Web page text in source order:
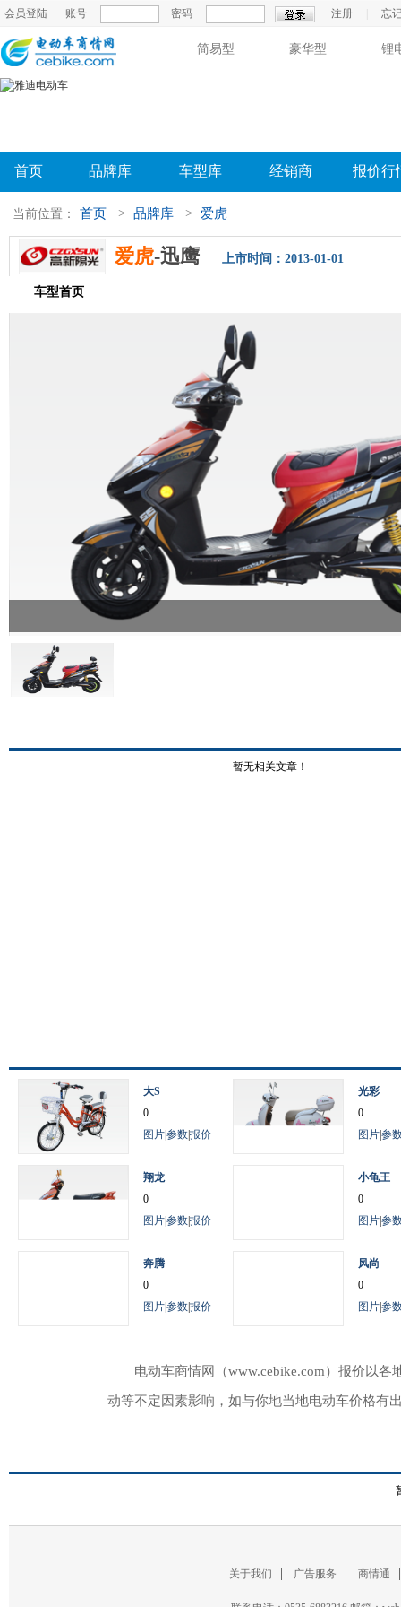
会员登陆 账号 密码 注册 忘
简易型 豪华型 锂
首页 品牌库 车型库 经销商 报价行
当前位置： 首页 > 品牌库 > 爱虎
爱虎-迅鹰 上市时间：2013-01-01
车型首页
暂无相关文章！
大S
0
图片参数报价
光彩
0
图片参
翔龙
0
图片参数报价
小龟王
0
图片参
奔腾
0
图片参数报价
风尚
0
图片参
电动车商情网（www.cebike.com）报价以
动等不定因素影响，如与你地当地电动车价格有
关于我们 广告服务 商情通